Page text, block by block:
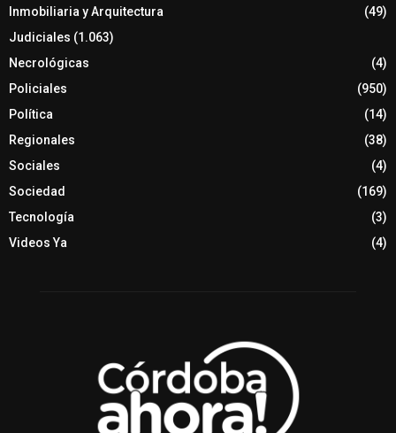
Inmobiliaria y Arquitectura
(49)
Judiciales (1.063)
Necrológicas
(4)
Policiales
(950)
Política
(14)
Regionales
(38)
Sociales
(4)
Sociedad
(169)
Tecnología
(3)
Videos Ya
(4)